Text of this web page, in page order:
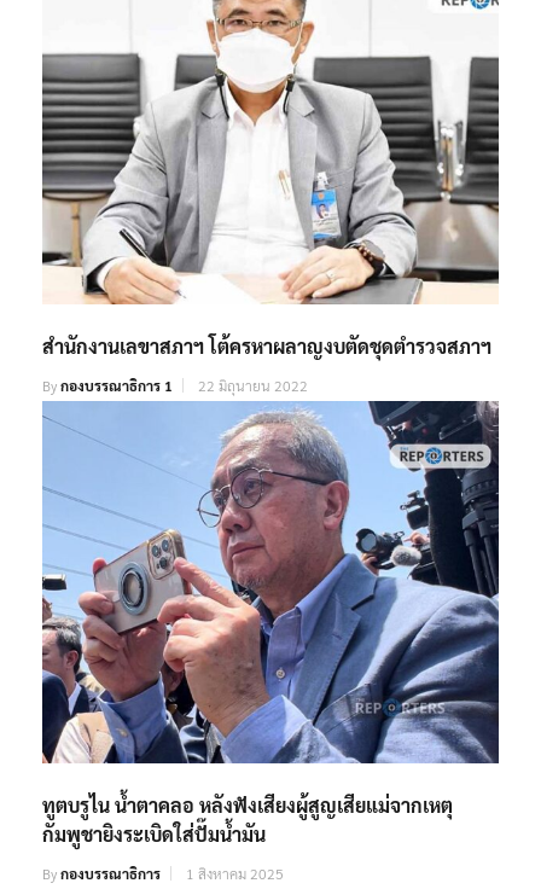
สำนักงานเลขาสภาฯ โต้ครหาผลาญงบตัดชุดตำรวจสภาฯ
Byกองบรรณาธิการ 1 22 มิถุนายน 2022
ทูตบรูไน น้ำตาคลอ หลังฟังเสียงผู้สูญเสียแม่จากเหตุ
กัมพูชายิงระเบิดใส่ปั๊มน้ำมัน
Byกองบรรณาธิการ 1 สิงหาคม 2025